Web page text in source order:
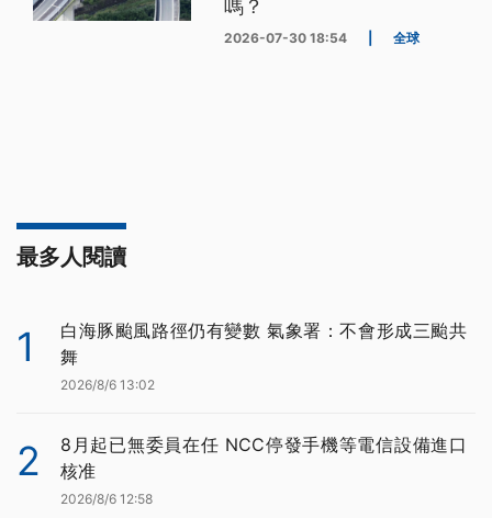
嗎？
2026-07-30 18:54 全球
最多人閱讀
1
白海豚颱風路徑仍有變數 氣象署：不會形成三颱共
舞
2026/8/6 13:02
2
8月起已無委員在任 NCC停發手機等電信設備進口
核准
2026/8/6 12:58